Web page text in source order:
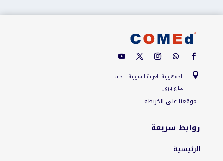

الجمهورية العربية السورية – حلب
شارع بارون
موقعنا على الخريطة
روابط سريعة
الرئيسية